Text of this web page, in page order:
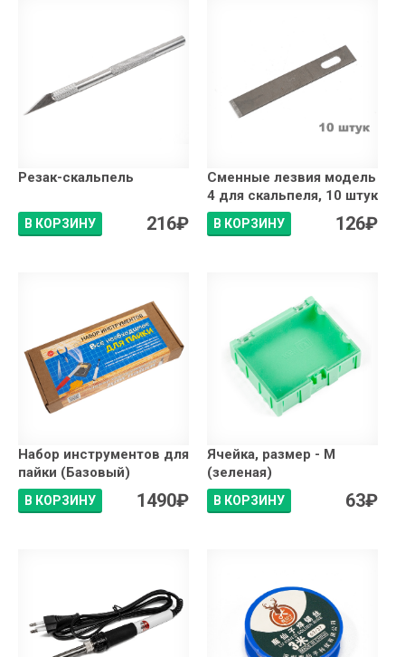
Резак-скальпель
В КОРЗИНУ 216₽
Сменные лезвия модель
4 для скальпеля, 10 штук
В КОРЗИНУ 126₽
Набор инструментов для
пайки (Базовый)
В КОРЗИНУ 1490₽
Ячейка, размер - M
(зеленая)
В КОРЗИНУ 63₽